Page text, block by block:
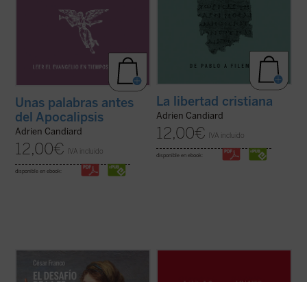
Unas palabras antes
del Apocalipsis
Adrien Candiard
12,00€ IVA incluido
disponible en ebook:
La libertad cristiana
Adrien Candiard
12,00€ IVA incluido
disponible en ebook:
Los encuentros narrados en el evangelio
de Juan, descritos y desglosados en este
libro con gran maestría, forman pequeños